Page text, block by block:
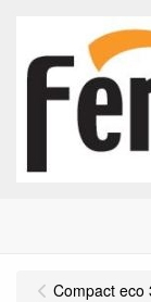
Compact eco